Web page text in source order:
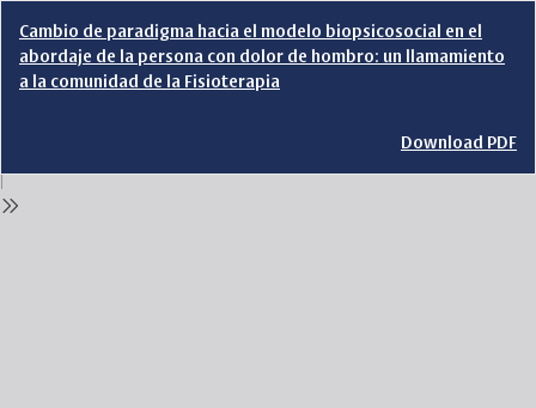
Issue
Details
Cambio de paradigma hacia el modelo biopsicosocial en el
abordaje de la persona con dolor de hombro: un llamamiento
a la comunidad de la Fisioterapia
Download
Download PDF